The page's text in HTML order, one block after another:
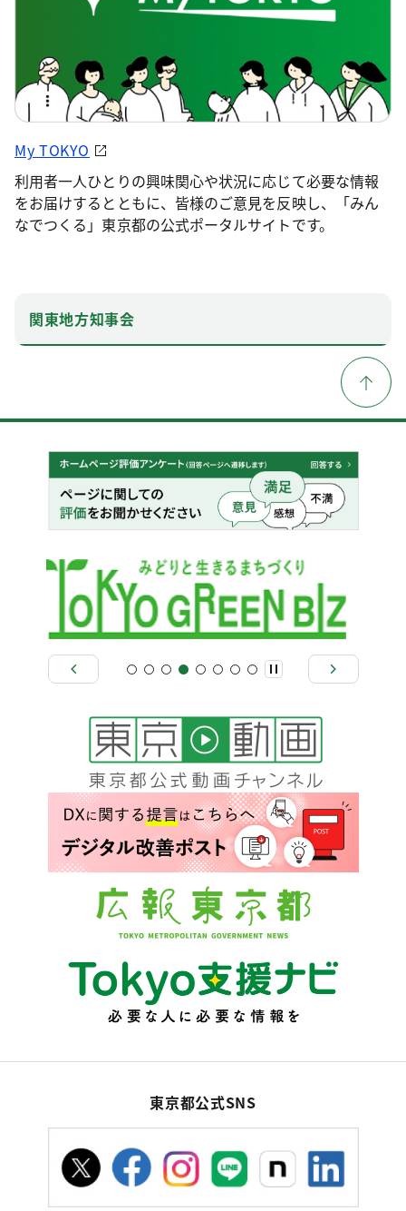
My TOKYO
利用者一人ひとりの興味関心や状況に応じて必要な情報
をお届けするとともに、皆様のご意見を反映し、「みん
なでつくる」東京都の公式ポータルサイトです。
関東地方知事会
東京都公式SNS